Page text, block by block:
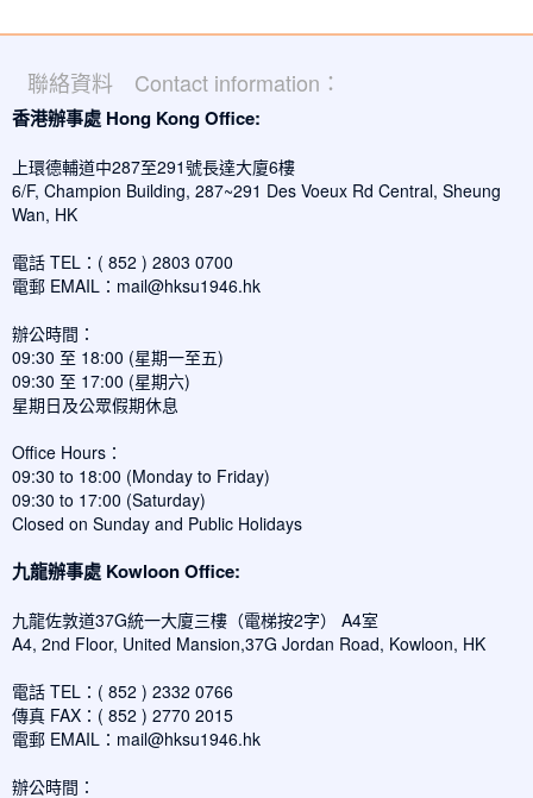
聯絡資料 Contact information：
香港辦事處 Hong Kong Office:
上環德輔道中287至291號長達大廈6樓
6/F, Champion Building, 287~291 Des Voeux Rd Central, Sheung
Wan, HK
電話 TEL：( 852 ) 2803 0700
電郵 EMAIL： mail@hksu1946.hk
辦公時間：
09:30 至 18:00 (星期一至五)
09:30 至 17:00 (星期六)
星期日及公眾假期休息
Office Hours：
09:30 to 18:00 (Monday to Friday)
09:30 to 17:00 (Saturday)
Closed on Sunday and Public Holidays
九龍辦事處 Kowloon Office:
九龍佐敦道37G統一大廈三樓（電梯按2字） A4室
A4, 2nd Floor, United Mansion,37G Jordan Road, Kowloon, HK
電話 TEL：( 852 ) 2332 0766
傳真 FAX：( 852 ) 2770 2015
電郵 EMAIL： mail@hksu1946.hk
辦公時間：